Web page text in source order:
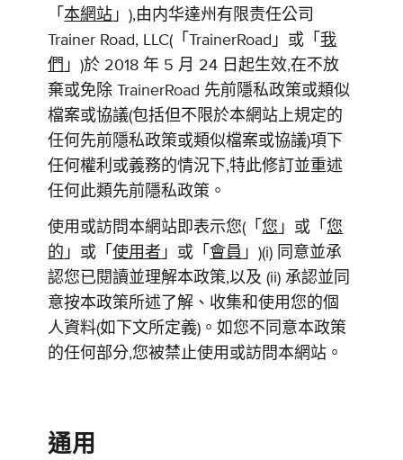
「本網站 」),由内华達州有限责任公司
Trainer Road, LLC(「TrainerRoad」或「 我
們 」)於 2018 年 5 月 24 日起生效,在不放
棄或免除 TrainerRoad 先前隱私政策或類似
檔案或協議(包括但不限於本網站上規定的
任何先前隱私政策或類似檔案或協議)項下
任何權利或義務的情況下,特此修訂並重述
任何此類先前隱私政策。
使用或訪問本網站即表示您(「您 」或「您
的 」或「使用者 」或「會員 」)(i) 同意並承
認您已閱讀並理解本政策,以及 (ii) 承認並同
意按本政策所述了解、收集和使用您的個
人資料(如下文所定義)。如您不同意本政策
的任何部分,您被禁止使用或訪問本網站。
通用